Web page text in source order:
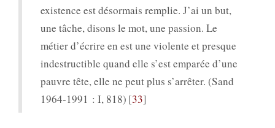
existence est désormais remplie. J’ai un but,
une tâche, disons le mot, une passion. Le
métier d’écrire en est une violente et presque
indestructible quand elle s’est emparée d’une
pauvre tête, elle ne peut plus s’arrêter. (Sand
1964-1991 : I, 818) 33